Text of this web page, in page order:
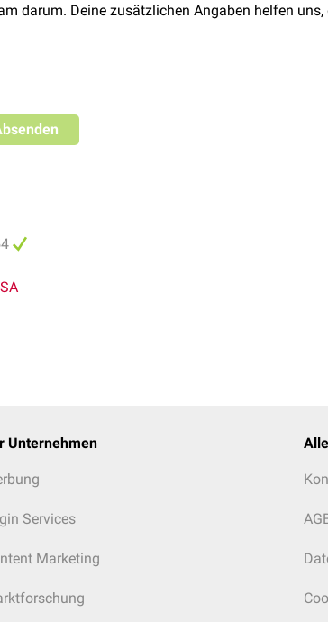
keinefemoraleAchsabweichung, sondern die
darum. Deine zusätzlichen Angaben helfen uns,
Unternehmen
Services
Marketing